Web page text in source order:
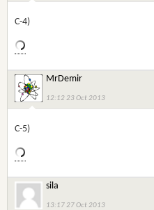
C-4)
MrDemir
12:12 23 Oct 2013
C-5)
sila
13:17 27 Oct 2013